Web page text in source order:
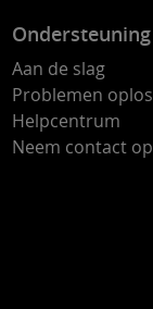
Ondersteuning
Aan de slag
Problemen
Helpcentrum
Neem contact